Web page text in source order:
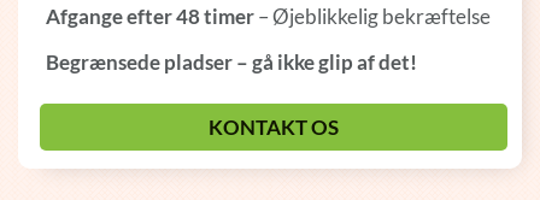
Afgange efter 48 timer– Øjeblikkelig bekræftelse
Begrænsede pladser – gå ikke glip af det!
KONTAKT OS